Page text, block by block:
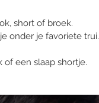
short of broek.
onder je favoriete trui.
een slaap shortje.